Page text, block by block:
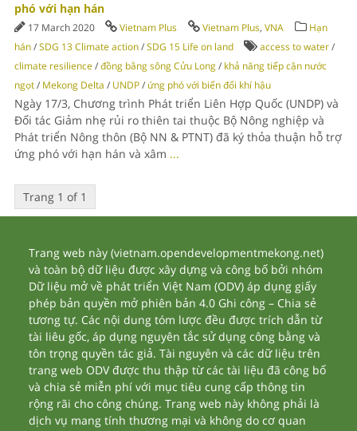
phó với hạn hán
17 March 2020 Vietnam Plus Vietnam Plus, VNA
Hạn
hán/SDG 13 Climate action/SDG 15 Life on land access to water/
climate resilience/đồng bằng sông Cửu Long/ khả năng tiếp cận nước
ngọt/ Mekong Delta / UNDP/ ứng phó với biến đổi khí hậu
Ngày 17/3, Chương trình Phát triển Liên Hợp Quốc (UNDP) và
Đối tác Giảm nhẹ rủi ro thiên tai thuộc Bộ Nông nghiệp và
Phát triển Nông thôn (Bộ NN & PTNT) đã ký thỏa thuận hỗ trợ
ứng phó với hạn hán và xâm ...
Trang 1 of 1
Trang web này (vietnam.opendevelopmentmekong.net)
và toàn bộ dữ liệu được xây dựng và công bố bởi nhóm
Dữ liệu mở về phát triển Việt Nam (ODV) áp dụng giấy
phép bản quyền mở phiên bản 4.0 Ghi công – Chia sẻ
tương tự. Các nội dung tóm lược đều được trích dẫn từ
tài liêu gốc, áp dụng nguyên tắc sử dụng công bằng và
tôn trọng quyền tác giả. Tài nguyên và các dữ liệu trên
trang web ODV được thu thập từ các tài liệu đã công bố
và chia sẻ miễn phí với mục tiêu cung cấp thông tin
rộng rãi cho công chúng. Trang web này không phải là
dịch vụ mang tính thương mại và không do cơ quan